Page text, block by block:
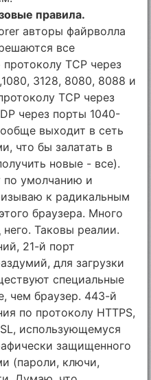
правила.
авторы файрволла
все
TCP через
3128, 8080, 8088 и
TCP через
через порты 1040-
выходит в сеть
что бы залатать в
новые - все).
умолчанию и
к радикальным
браузера. Много
Таковы реалии.
21-й порт
для загрузки
специальные
чем браузер. 443-й
по протоколу HTTPS,
использующемуся
защищенного
(пароли, ключи,